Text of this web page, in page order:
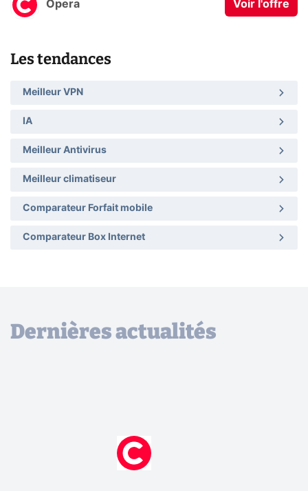
Opera Voir l'offre
Les tendances
Meilleur VPN
IA
Meilleur Antivirus
Meilleur climatiseur
Comparateur Forfait mobile
Comparateur Box Internet
Dernières actualités